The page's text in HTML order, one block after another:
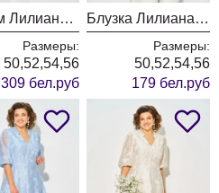
Костюм Лилиана 1543-1507 лимонный + экрю
Размеры:
50,52,54,56
309 бел.руб
Блузка Лилиана 1543 лимонный
Размеры:
50,52,54,56
179 бел.руб